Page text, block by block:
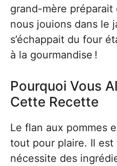
grand-mère
nous jouions dans le
s’échappait du four
à la gourmandise !
Pourquoi Vous
Cette Recette
Le flan aux pommes
tout pour plaire. Il est
nécessite des